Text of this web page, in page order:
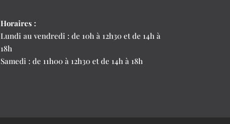
Horaires :
Lundi au vendredi : de 10h à 12h30 et de 14h à
18h
Samedi : de 11h00 à 12h30 et de 14h à 18h